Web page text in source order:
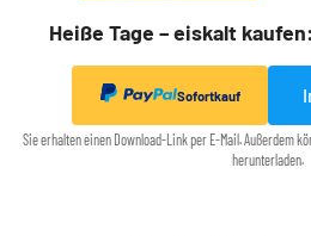
Heiße Tage – eiskalt
Sofortkauf
Sie erhalten einen Download-Link per E-Mail. Außerdem
herunterladen.